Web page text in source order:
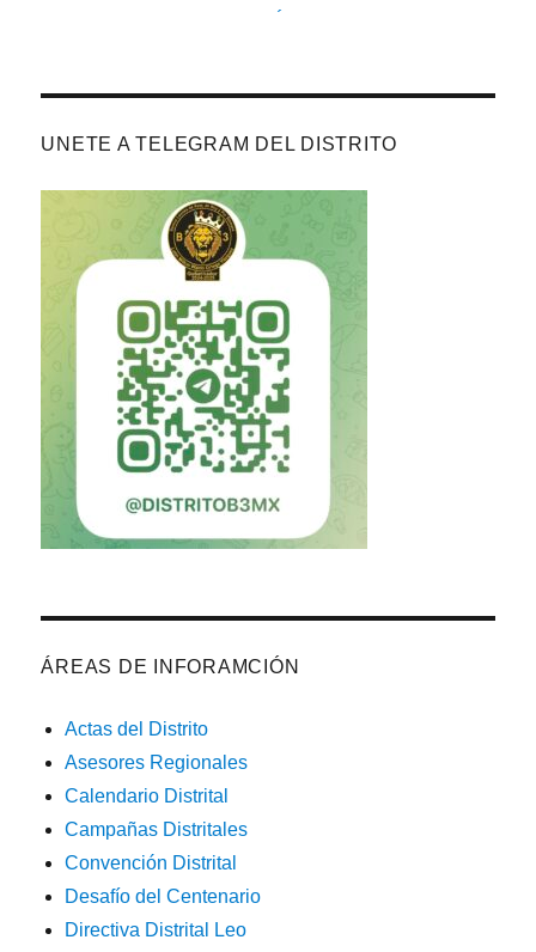
ACTA LXXVIII CONVENCIÓN DISTRITAL
Acta de la 3a Junta de Gabinete 2025-26
Convocatorias 4ta J. Gabinete / LXXVIII Convención
Clubes con Derecho a Voto (preliminar)
Acta de la 2da Junta de Gabinete 25-26
Información III Junta de Gabinete (25-26)
UNETE A TELEGRAM DEL DISTRITO
ÁREAS DE INFORAMCIÓN
Actas del Distrito
Asesores Regionales
Calendario Distrital
Campañas Distritales
Convención Distrital
Desafío del Centenario
Directiva Distrital Leo